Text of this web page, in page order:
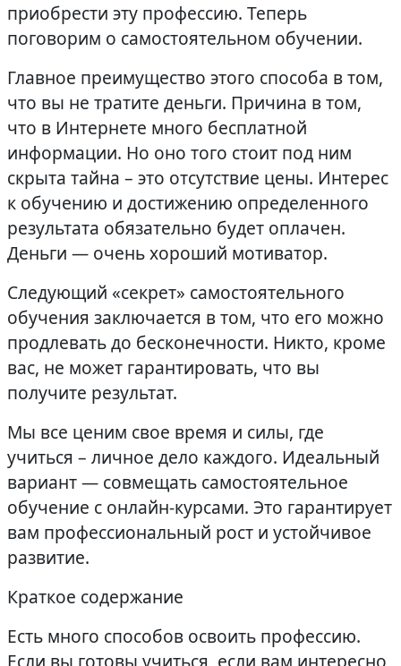
приобрести эту профессию. Теперь
поговорим о самостоятельном обучении.
Главное преимущество этого способа в том,
что вы не тратите деньги. Причина в том,
что в Интернете много бесплатной
информации. Но оно того стоит под ним
скрыта тайна – это отсутствие цены. Интерес
к обучению и достижению определенного
результата обязательно будет оплачен.
Деньги — очень хороший мотиватор.
Следующий «секрет» самостоятельного
обучения заключается в том, что его можно
продлевать до бесконечности. Никто, кроме
вас, не может гарантировать, что вы
получите результат.
Мы все ценим свое время и силы, где
учиться – личное дело каждого. Идеальный
вариант — совмещать самостоятельное
обучение с онлайн-курсами. Это гарантирует
вам профессиональный рост и устойчивое
развитие.
Краткое содержание
Есть много способов освоить профессию.
Если вы готовы учиться, если вам интересно,